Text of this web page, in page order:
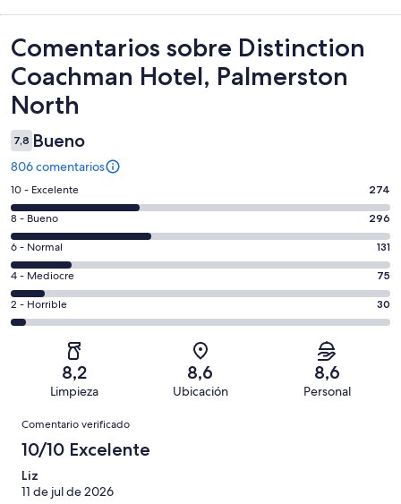
Comentarios
Comentarios sobre Distinction
Coachman Hotel, Palmerston
North
7,8 Bueno
806 comentarios
274
comentarios
de
un
total
de
806
con
puntuación
10 - Excelente 274
296
comentarios
de
un
total
de
puntuación
8 - Bueno 296
131
comentarios
de
un
total
puntuación
Normal
6 - Normal 131
75
comentarios
de
una
puntuación
4 - Mediocre 75
30
comentarios
806
una
puntuación
de
2 - Horrible 30
8,2
Limpieza
8,6
Ubicación
8,6
Personal
Comentarios
Comentario verificado
10/10 Excelente
Liz
11 de jul de 2026